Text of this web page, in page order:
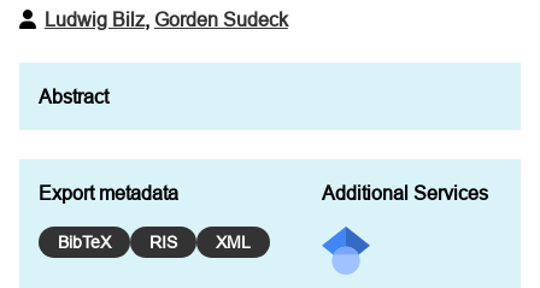
Ludwig Bilz, Gorden Sudeck
Export metadata
BibTeX RIS XML
Additional Services